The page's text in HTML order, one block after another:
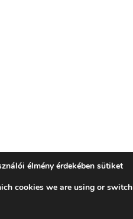
élmény érdekében sütiket
cookies we are using or switch